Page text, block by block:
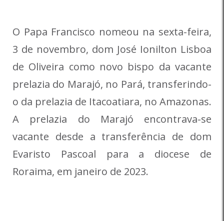
O Papa Francisco nomeou na sexta-feira,
3 de novembro, dom José Ionilton Lisboa
de Oliveira como novo bispo da vacante
prelazia do Marajó, no Pará, transferindo-
o da prelazia de Itacoatiara, no Amazonas.
A prelazia do Marajó encontrava-se
vacante desde a transferência de dom
Evaristo Pascoal para a diocese de
Roraima, em janeiro de 2023.